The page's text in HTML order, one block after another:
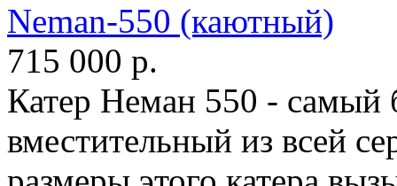
Neman-550 (каютный)
715 000 р.
Катер Неман 550 -
вместительный из всей